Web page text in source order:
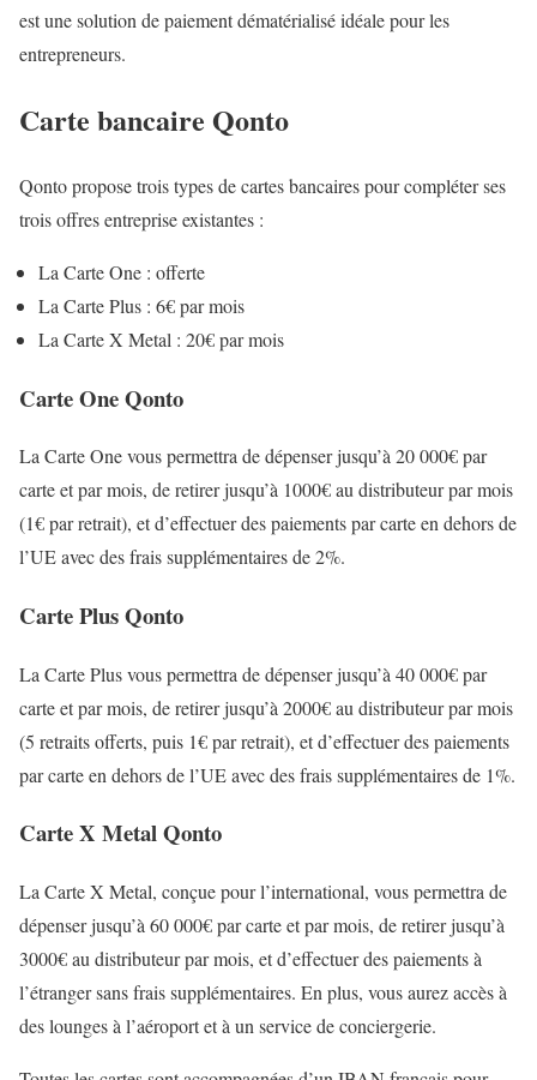
est une solution de paiement dématérialisé idéale pour les
entrepreneurs.
Carte bancaire Qonto
Qonto propose trois types de cartes bancaires pour compléter ses
trois offres entreprise existantes :
La Carte One : offerte
La Carte Plus : 6€ par mois
La Carte X Metal : 20€ par mois
Carte One Qonto
La Carte One vous permettra de dépenser jusqu’à 20 000€ par
carte et par mois, de retirer jusqu’à 1000€ au distributeur par mois
(1€ par retrait), et d’effectuer des paiements par carte en dehors de
l’UE avec des frais supplémentaires de 2%.
Carte Plus Qonto
La Carte Plus vous permettra de dépenser jusqu’à 40 000€ par
carte et par mois, de retirer jusqu’à 2000€ au distributeur par mois
(5 retraits offerts, puis 1€ par retrait), et d’effectuer des paiements
par carte en dehors de l’UE avec des frais supplémentaires de 1%.
Carte X Metal Qonto
La Carte X Metal, conçue pour l’international, vous permettra de
dépenser jusqu’à 60 000€ par carte et par mois, de retirer jusqu’à
3000€ au distributeur par mois, et d’effectuer des paiements à
l’étranger sans frais supplémentaires. En plus, vous aurez accès à
des lounges à l’aéroport et à un service de conciergerie.